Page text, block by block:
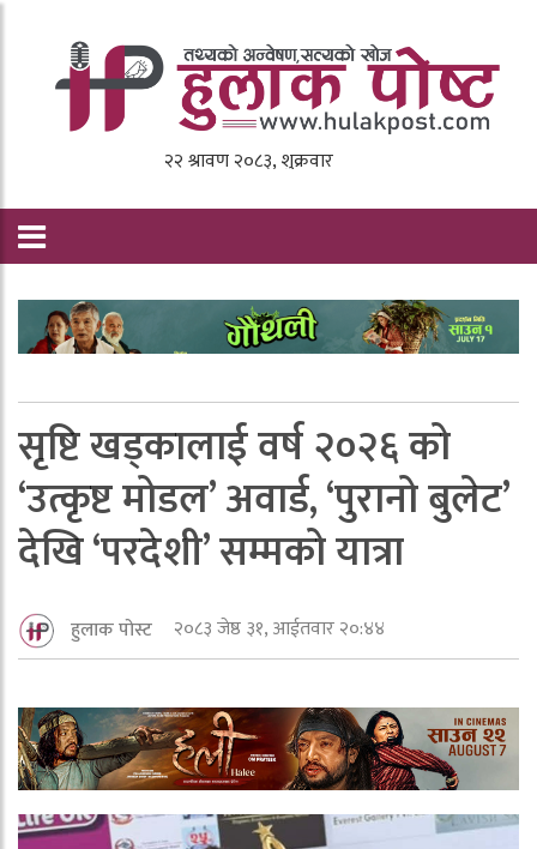
सृष्टि खड्कालाई वर्ष २०२६ को
‘उत्कृष्ट मोडल’ अवार्ड, ‘पुरानो बुलेट’
देखि ‘परदेशी’ सम्मको यात्रा
हुलाक पोस्ट २०८३ जेष्ठ ३१, आईतवार २०:४४